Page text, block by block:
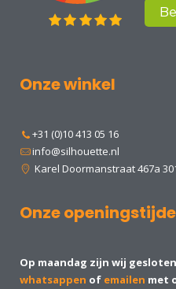
Onze winkel
+31 (0)10 413 05 16
info@silhouette.nl
Karel Doormanstraat 467a
Onze
Op maandag zijn wij
whatsappen of emailen met